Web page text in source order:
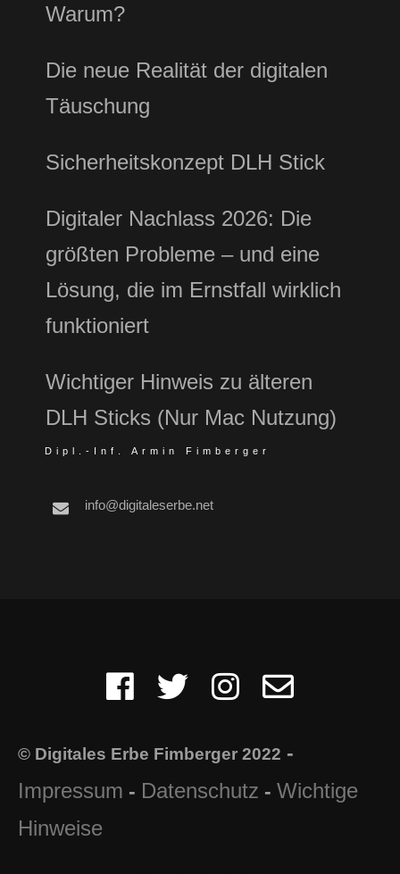
Warum?
Die neue Realität der digitalen
Täuschung
Sicherheitskonzept DLH Stick
Digitaler Nachlass 2026: Die
größten Probleme – und eine
Lösung, die im Ernstfall wirklich
funktioniert
Wichtiger Hinweis zu älteren
DLH Sticks (Nur Mac Nutzung)
Dipl.-Inf. Armin Fimberger
info@digitaleserbe.net
© Digitales Erbe Fimberger 2022 -
Impressum - Datenschutz - Wichtige
Hinweise